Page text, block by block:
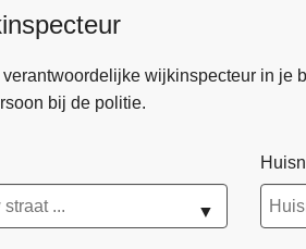
verantwoordelijke wijkinspecteur in je
bij de politie.
▼